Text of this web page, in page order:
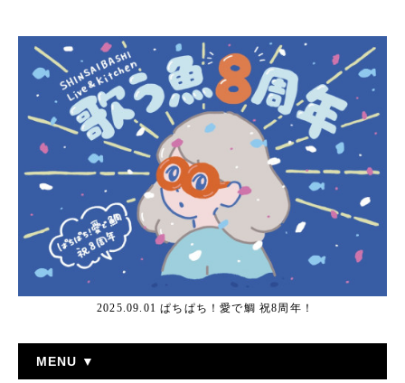
2025.09.01 ぱちぱち！愛で鯛 祝8周年！
MENU ▼